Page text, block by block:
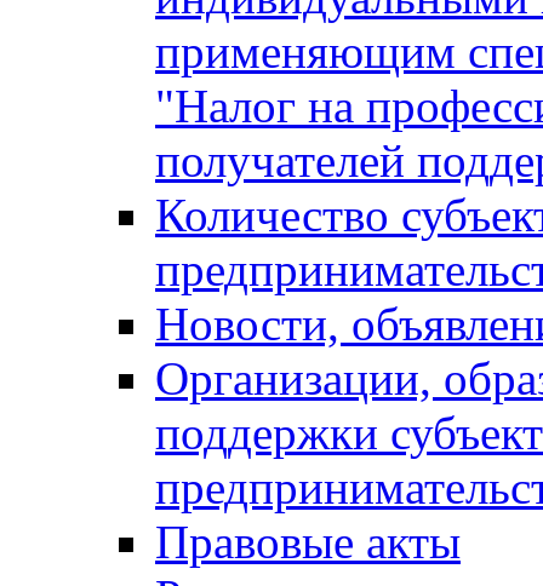
применяющим
"Налог на
получателей
Количество
Новости,
Организации,
поддержки
Правовые акты